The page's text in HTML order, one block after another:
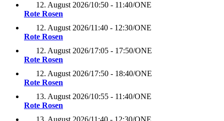
12. August 2026/10:50 - 11:40/ONE
Rote Rosen
12. August 2026/11:40 - 12:30/ONE
Rote Rosen
12. August 2026/17:05 - 17:50/ONE
Rote Rosen
12. August 2026/17:50 - 18:40/ONE
Rote Rosen
13. August 2026/10:55 - 11:40/ONE
Rote Rosen